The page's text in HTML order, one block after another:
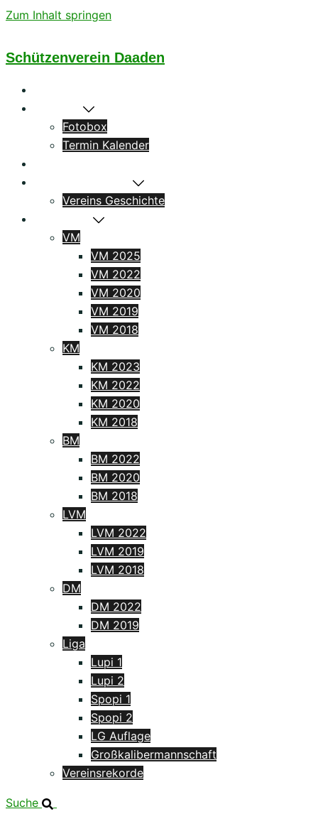
Zum Inhalt springen
Schützenverein Daaden
Fotobox
Termin Kalender
Vereins Geschichte
VM
VM 2025
VM 2022
VM 2020
VM 2019
VM 2018
KM
KM 2023
KM 2022
KM 2020
KM 2018
BM
BM 2022
BM 2020
BM 2018
LVM
LVM 2022
LVM 2019
LVM 2018
DM
DM 2022
DM 2019
Liga
Lupi 1
Lupi 2
Spopi 1
Spopi 2
LG Auflage
Großkalibermannschaft
Vereinsrekorde
Suche